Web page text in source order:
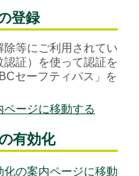
登録
等にご利用されてい
証）を使って認証を
セーフティパス」を
ージに移動する
有効化
の案内ページに移動